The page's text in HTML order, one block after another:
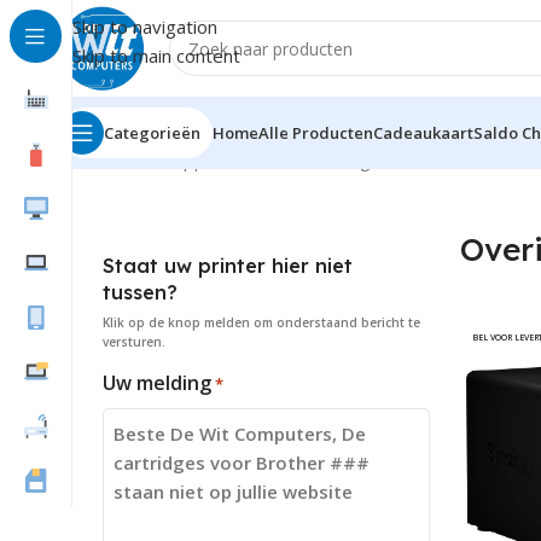
Skip to navigation
Skip to main content
Categorieën HomeAlle ProductenCadeaukaartSaldo
Home Randapparatuur
Staat uw printer hier niet
tussen?
Klik op de knop melden om onderstaand bericht te
versturen.
Uw melding*
BEL VOOR